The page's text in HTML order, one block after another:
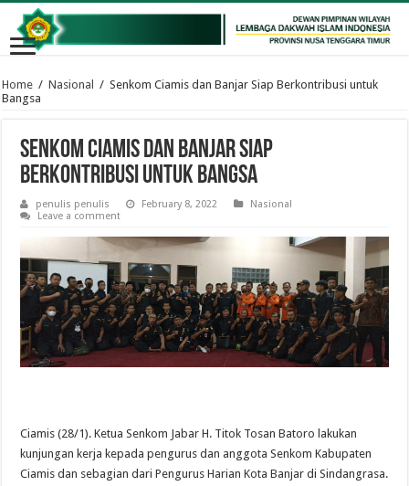
Home / Nasional / Senkom Ciamis dan Banjar Siap Berkontribusi untuk
Bangsa
Senkom Ciamis dan Banjar Siap
Berkontribusi untuk Bangsa
penulis penulis February 8, 2022
Nasional
Leave a comment
Ciamis (28/1). Ketua Senkom Jabar H. Titok Tosan Batoro lakukan
kunjungan kerja kepada pengurus dan anggota Senkom Kabupaten
Ciamis dan sebagian dari Pengurus Harian Kota Banjar di Sindangrasa.